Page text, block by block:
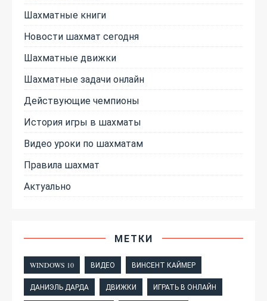
Шахматные книги
Новости шахмат сегодня
Шахматные движки
Шахматные задачи онлайн
Действующие чемпионы
История игры в шахматы
Видео уроки по шахматам
Правила шахмат
Актуально
МЕТКИ
WINDOWS 10 ВИДЕО ВИНСЕНТ КАЙМЕР
ДАНИЭЛЬ ДАРДА ДВИЖКИ ИГРАТЬ В ОНЛАЙН